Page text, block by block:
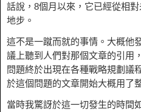
話說，8個月以來，它已經從相
地步。
這不是一蹴而就的事情。大概他
議上聽到人們對那個文章的引用
問題終於出現在各種戰略規劃議
於這個問題的文章開始大概用了
當時我驚訝於這一切發生的時間